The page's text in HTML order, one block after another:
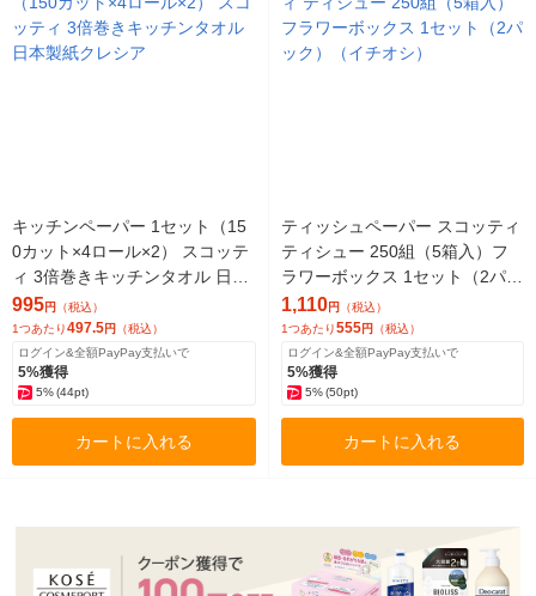
キッチンペーパー 1セット（15
0カット×4ロール×2） スコッテ
ィ 3倍巻きキッチンタオル 日本
製紙クレシア
995円 （税込）
1つあたり497.5円 （税込）
ログイン&全額PayPay支払いで
5%獲得
5%(44pt)
カートに入れる
ティッシュペーパー スコッティ
ティシュー 250組（5箱入）フ
ラワーボックス 1セット（2パッ
ク）（イチオシ）
1,110円 （税込）
1つあたり555円 （税込）
ログイン&全額PayPay支払いで
5%獲得
5% (50pt)
カートに入れる